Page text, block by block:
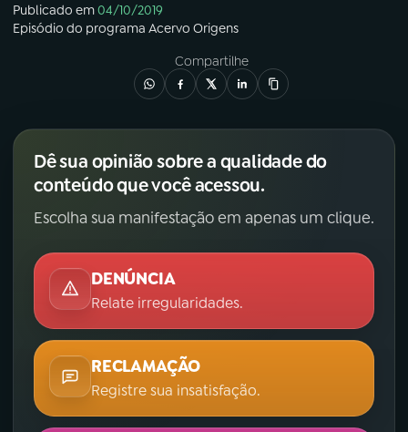
Publicado em04/10/2019
Episódio do programa Acervo Origens
Compartilhe
Dê sua opinião sobre a qualidade do
conteúdo que você acessou.
Escolha sua manifestação em apenas um clique.
DENÚNCIA
Relate irregularidades.
RECLAMAÇÃO
Registre sua insatisfação.